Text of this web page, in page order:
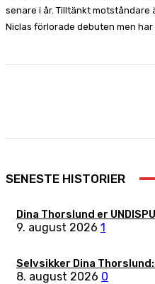
senare i år. Tilltänkt motståndare
Niclas förlorade debuten men
SENESTE HISTORIER
Dina Thorslund er
9. august 2026 1
Selvsikker Dina
8. august 2026 0